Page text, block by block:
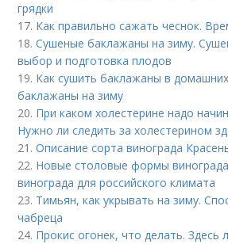
грядки
17. Как правильно сажать чеснок.
18.Сушеные баклажаны на зиму.
выбор и подготовка плодов
19. Как сушить баклажаны в
баклажаны на зиму
20. При каком холестерине надо
Нужно ли следить за холестерином
21.Описание сорта винограда
22. Новые столовые формы
винограда для российского климата
23. Тимьян, как укрывать на зиму.
чабреца
24. Прокис огонек, что делать. Здесь